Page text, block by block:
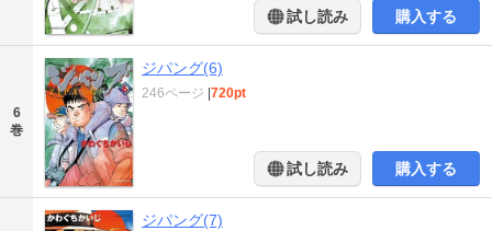
試し読み 購入する
6
巻
ジパング(6)
246ページ 720pt
試し読み 購入する
ジパング(7)